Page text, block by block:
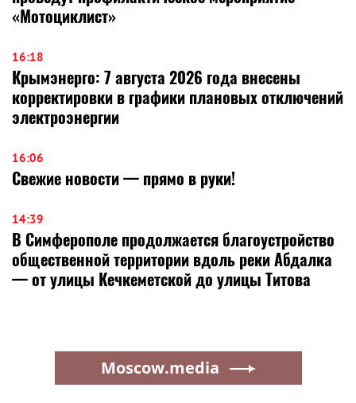
«Мотоциклист»
16:18
Крымэнерго: 7 августа 2026 года внесены
корректировки в графики плановых отключений
электроэнергии
16:06
Свежие новости — прямо в руки!
14:39
В Симферополе продолжается благоустройство
общественной территории вдоль реки Абдалка
— от улицы Кечкеметской до улицы Титова
Moscow.media